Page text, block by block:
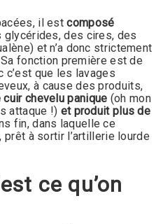
il estcomposé
glycérides, des cires, des
et n’a donc strictement
fonction première est de
c’est que les lavages
à cause des produits,
cuir chevelu panique (oh mon
attaque !) et produit plus de
fin, dans laquelle ce
, prêt à sortir l’artillerie lourde
ce qu’on